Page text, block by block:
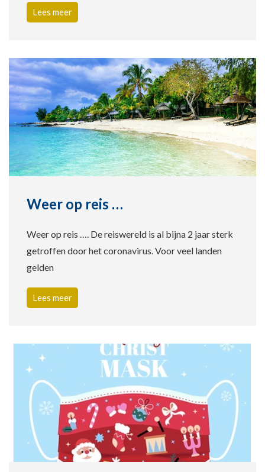
Lees meer
Weer op reis …
Weer op reis …. De reiswereld is al bijna 2 jaar sterk
getroffen door het coronavirus. Voor veel landen
gelden
Lees meer